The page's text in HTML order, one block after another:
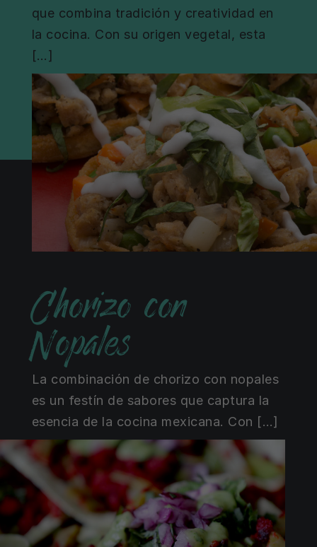
que combina tradición y creatividad en
la cocina. Con su origen vegetal, esta
[…]
Chorizo con
Nopales
La combinación de chorizo con nopales
es un festín de sabores que captura la
esencia de la cocina mexicana. Con […]